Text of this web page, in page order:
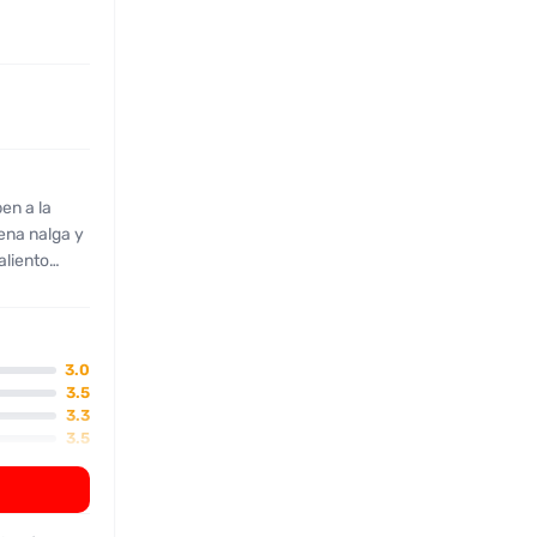
a la
nalga y
El
y el
3.0
3.5
3.3
3.5